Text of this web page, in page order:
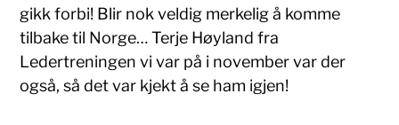
gikk forbi! Blir nok veldig merkelig å komme
tilbake til Norge… Terje Høyland fra
Ledertreningen vi var på i november var der
også, så det var kjekt å se ham igjen!